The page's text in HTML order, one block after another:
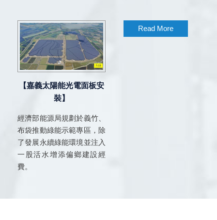
【嘉義太陽能光電面板安
裝】
經濟部能源局規劃於義竹、
布袋推動綠能示範專區，除
了發展永續綠能環境並注入
一股活水增添偏鄉建設經
費。
Read More